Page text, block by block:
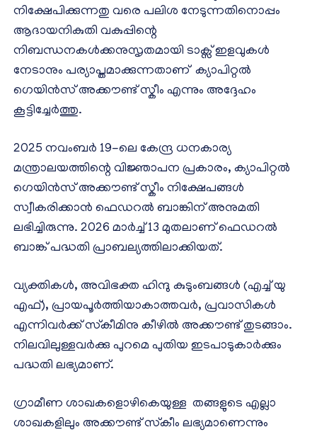
നിക്ഷേപിക്കുന്നതു വരെ പലിശ നേടുന്നതിനൊപ്പം
ആദായനികുതി വകുപ്പിന്റെ
നിബന്ധനകൾക്കനുസൃതമായി ടാക്സ് ഇളവുകൾ
നേടാനും പര്യാപ്തമാക്കുന്നതാണ് ക്യാപിറ്റൽ
ഗെയിൻസ് അക്കൗണ്ട് സ്കീം എന്നും അദ്ദേഹം
കൂട്ടിച്ചേർത്തു.
2025 നവംബർ 19-ലെ കേന്ദ്ര ധനകാര്യ
മന്ത്രാലയത്തിന്റെ വിജ്ഞാപന പ്രകാരം, ക്യാപിറ്റൽ
ഗെയിൻസ് അക്കൗണ്ട് സ്കീം നിക്ഷേപങ്ങൾ
സ്വീകരിക്കാൻ ഫെഡറൽ ബാങ്കിന് അനുമതി
ലഭിച്ചിരുന്നു. 2026 മാർച്ച് 13 മുതലാണ് ഫെഡറൽ
ബാങ്ക് പദ്ധതി പ്രാബല്യത്തിലാക്കിയത്.
വ്യക്തികൾ, അവിഭക്ത ഹിന്ദു കുടുംബങ്ങൾ (എച്ച് യു
എഫ്), പ്രായപൂർത്തിയാകാത്തവർ, പ്രവാസികൾ
എന്നിവർക്ക് സ്‌കീമിനു കീഴിൽ അക്കൗണ്ട് തുടങ്ങാം.
നിലവിലുള്ളവർക്കു പുറമെ പുതിയ ഇടപാടുകാർക്കും
പദ്ധതി ലഭ്യമാണ്.
ഗ്രാമീണ ശാഖകളൊഴികെയുള്ള തങ്ങളുടെ എല്ലാ
ശാഖകളിലും അക്കൗണ്ട് സ്‌കീം ലഭ്യമാണെന്നും